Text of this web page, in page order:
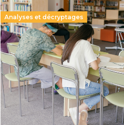
Analyses et décryptages
Supérieur privé : une dérive
qui met à mal la promesse
républicaine
11 juillet 2026- National
Le projet de loi sur la régulation de
l’enseignement supérieur privé met
en lumière l’amplification d’un
système qui relègue l’acte